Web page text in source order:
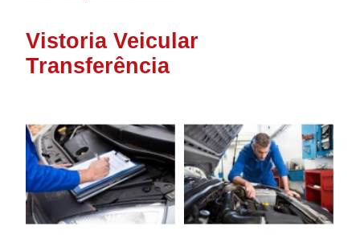
Vistoria Veicular
Transferência